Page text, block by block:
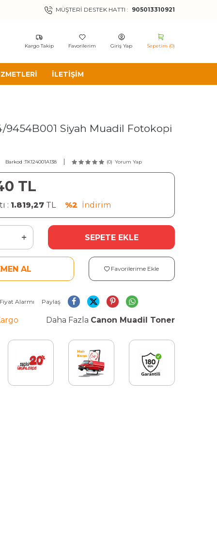
MÜŞTERI DESTEK HATTI : 905013310921
Kargo Takip Favorilerim Giriş Yap Sepetim (0)
İLETIŞIM
9454B001 Siyah Muadil Fotokopi
Barkod :TK124001A138 (0) Yorum Yap
TL
: 1.819,27 TL %2 İndirim
SEPETE EKLE
AL Favorilerime Ekle
Fiyat Alarmı Paylaş
Daha Fazla Canon Muadil Toner